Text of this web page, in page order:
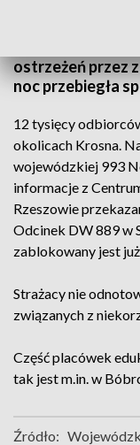
ostrzeżeń przez
noc przebiegła
12 tysięcy
okolicach Krosna.
wojewódzkiej 993
informacje z
Rzeszowie
Odcinek DW 889 w
zablokowany jest
Strażacy nie
związanych z
Część placówek
tak jest m.in. w
Źródło: